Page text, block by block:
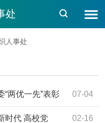
处
人事处
07-04
两优一先”表彰
02-16
时代 高校党